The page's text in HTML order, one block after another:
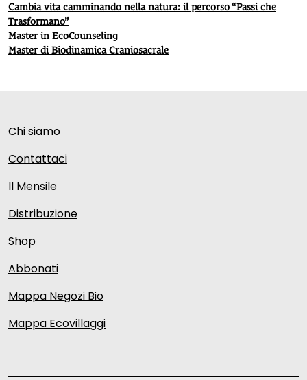
Cambia vita camminando nella natura: il percorso “Passi che
Trasformano”
Master in EcoCounseling
Master di Biodinamica Craniosacrale
Chi siamo
Contattaci
Il Mensile
Distribuzione
Shop
Abbonati
Mappa Negozi Bio
Mappa Ecovillaggi